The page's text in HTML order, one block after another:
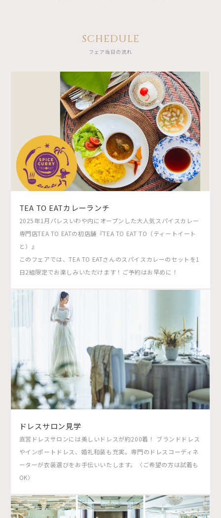
SCHEDULE
フェア当日の流れ
TEA TO EATカレーランチ
2025年1月パレスいわや内にオープンした大人気スパイスカレー
専門店TEA TO EATの初店舗『TEA TO EAT TO（ティートイート
と）』
このフェアでは、TEA TO EATさんのスパイスカレーのセットを1
日2組限定でお楽しみいただけます！ご予約はお早めに！
ドレスサロン見学
直営ドレスサロンには美しいドレスが約200着！ ブランドドレス
やインポートドレス、婚礼和装も充実。専門のドレスコーディネ
ーターが衣装選びをお手伝いいたします。〈ご希望の方は試着も
OK〉